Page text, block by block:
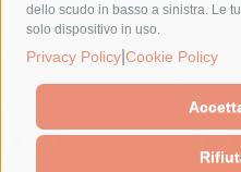
dello scudo in basso a sinistra. Le
solo dispositivo in uso.
Privacy Policy Cookie Policy
© 2015 SorrentoPress. All rights
Il giornale online della
Cookie Policy